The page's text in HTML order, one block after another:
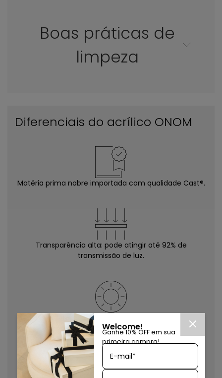
Boas práticas de
limpeza
Diferenciais do acrílico ONOM
Matéria prima nobre importada com qualidade Cast®.
Transparência alta: pode atingir até 92% de
transmissão de luz.
Excelente resistência à radiação ultra-violeta e
intempéries.
Welcome!
Ganhe 10% OFF em sua
primeira compra!
E-mail*